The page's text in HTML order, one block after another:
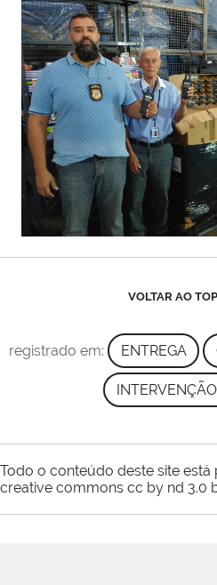
VOLTAR AO
registrado em: ENTREGA
Todo o conteúdo deste site
creative commons cc by nd 3.0